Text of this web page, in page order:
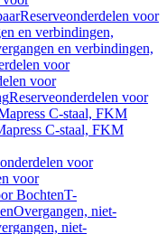
Reserveonderdelen voor
en verbindingen,
en verbindingen,
voor
voor
Reserveonderdelen voor
C-staal, FKM
C-staal, FKM
voor
voor
BochtenT-
Overgangen, niet-
niet-